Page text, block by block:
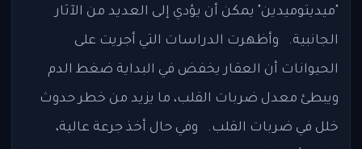
"ميديتوميدين" يمكن أن يؤدي إلى العديد من الآثار
الجانبية. وأظهرت الدراسات التي أجريت على
الحيوانات أن العقار يخفض في البداية ضغط الدم
ويبطئ معدل ضربات القلب، ما يزيد من خطر حدوث
خلل في ضربات القلب. وفي حال أخذ جرعة عالية،